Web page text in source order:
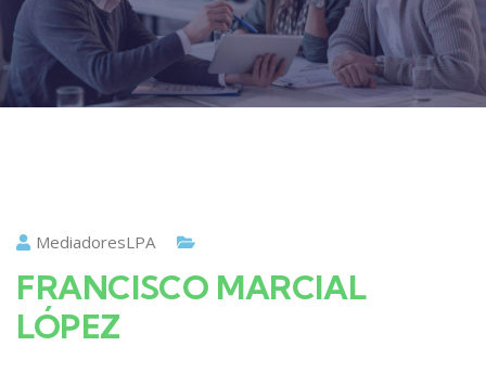
MediadoresLPA
FRANCISCO MARCIAL
LÓPEZ